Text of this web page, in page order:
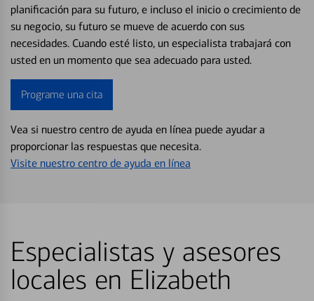
planificación para su futuro, e incluso el inicio o crecimiento de
su negocio, su futuro se mueve de acuerdo con sus
necesidades. Cuando esté listo, un especialista trabajará con
usted en un momento que sea adecuado para usted.
Programe una cita
Vea si nuestro centro de ayuda en línea puede ayudar a
proporcionar las respuestas que necesita.
Visite nuestro centro de ayuda en línea
Especialistas y asesores
locales en Elizabeth